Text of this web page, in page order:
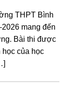
THPT Bình
mang đến
Bài thi được
học của học